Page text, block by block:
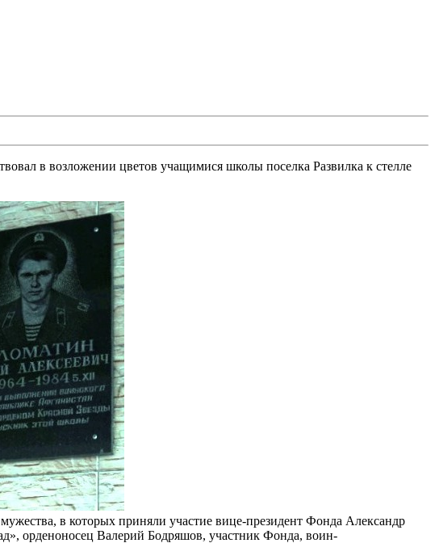
в возложении цветов учащимися школы поселка Развилка к стелле
в которых приняли участие вице-президент Фонда Александр
орденоносец Валерий Бодряшов, участник Фонда, воин-